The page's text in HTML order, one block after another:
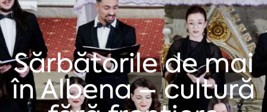
Sărbătorile de mai
în Albena – cultură